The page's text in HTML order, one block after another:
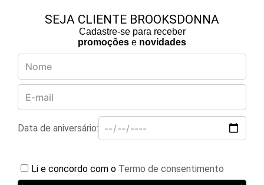
SEJA CLIENTE BROOKSDONNA
Cadastre-se para receber
promoções e novidades
Data de aniversário:
Li e concordo com o Termo de consentimento